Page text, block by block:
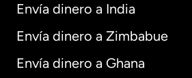
Envía dinero a India
Envía dinero a Zimbabue
Envía dinero a Ghana